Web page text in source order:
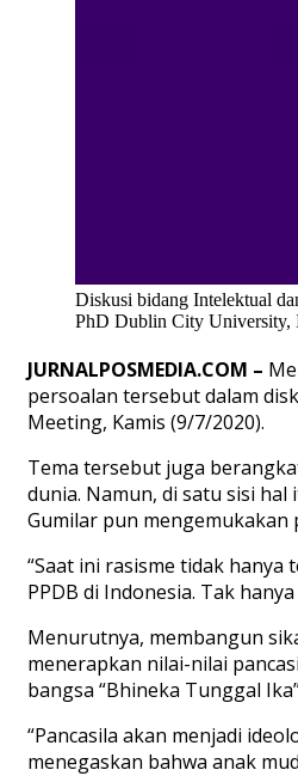
Diskusi bidang Intelektual
PhD Dublin City University,
JURNALPOSMEDIA.COM –
persoalan tersebut dalam
Meeting, Kamis (9/7/2020).
Tema tersebut juga
dunia. Namun, di satu sisi
Gumilar pun mengemukakan
“Saat ini rasisme tidak
PPDB di Indonesia. Tak
Menurutnya, membangun
menerapkan nilai-nilai
bangsa “Bhineka Tunggal
“Pancasila akan menjadi
menegaskan bahwa anak